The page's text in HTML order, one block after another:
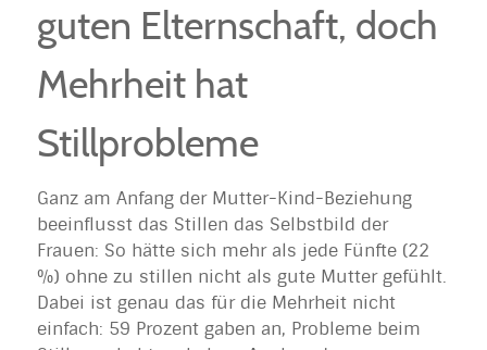
guten Elternschaft, doch
Mehrheit hat
Stillprobleme
Ganz am Anfang der Mutter-Kind-Beziehung
beeinflusst das Stillen das Selbstbild der
Frauen: So hätte sich mehr als jede Fünfte (22
%) ohne zu stillen nicht als gute Mutter gefühlt.
Dabei ist genau das für die Mehrheit nicht
einfach: 59 Prozent gaben an, Probleme beim